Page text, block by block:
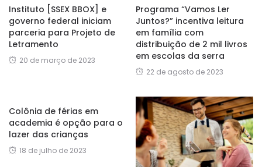
Instituto [SSEX BBOX] e
governo federal iniciam
parceria para Projeto de
Letramento
20 de março de 2023
Programa “Vamos Ler
Juntos?” incentiva leitura
em família com
distribuição de 2 mil livros
em escolas da serra
22 de agosto de 2023
Colônia de férias em
academia é opção para o
lazer das crianças
18 de julho de 2023